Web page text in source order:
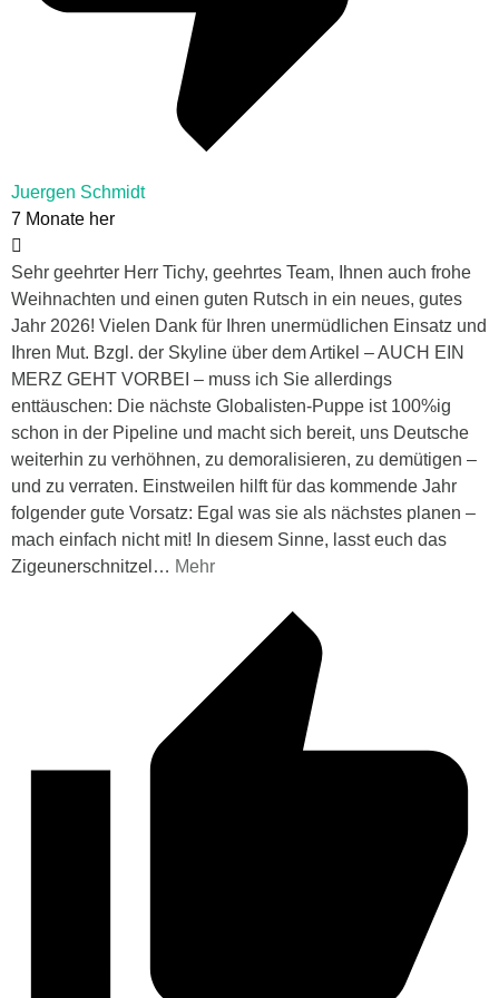
Juergen Schmidt
7 Monate her
Sehr geehrter Herr Tichy, geehrtes Team, Ihnen auch frohe
Weihnachten und einen guten Rutsch in ein neues, gutes
Jahr 2026! Vielen Dank für Ihren unermüdlichen Einsatz und
Ihren Mut. Bzgl. der Skyline über dem Artikel – AUCH EIN
MERZ GEHT VORBEI – muss ich Sie allerdings
enttäuschen: Die nächste Globalisten-Puppe ist 100%ig
schon in der Pipeline und macht sich bereit, uns Deutsche
weiterhin zu verhöhnen, zu demoralisieren, zu demütigen –
und zu verraten. Einstweilen hilft für das kommende Jahr
folgender gute Vorsatz: Egal was sie als nächstes planen –
mach einfach nicht mit! In diesem Sinne, lasst euch das
Zigeunerschnitzel … Mehr